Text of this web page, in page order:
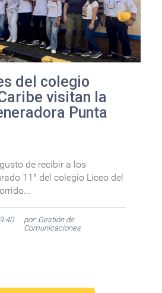
del colegio
visitan la
Punta
de recibir a los
11° del colegio Liceo del
por: Gestión de
Comunicaciones